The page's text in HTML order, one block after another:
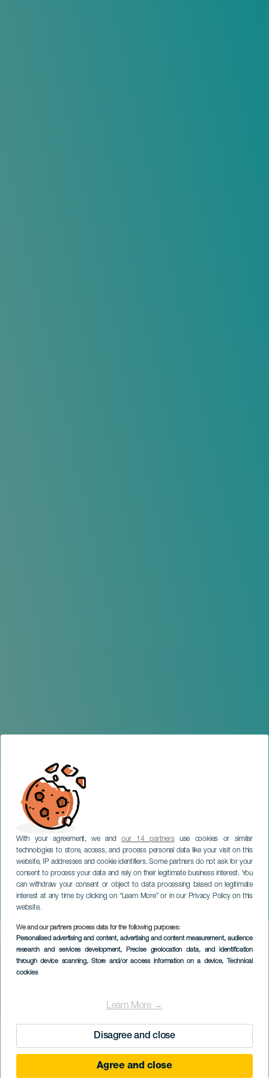
With your agreement, we andour 14 partnersuse cookies or similar
technologies to store, access, and process personal data like your visit on this
website, IP addresses and cookie identifiers. Some partners do not ask for your
consent to process your data and rely on their legitimate business interest. You
can withdraw your consent or object to data processing based on legitimate
interest at any time by clicking on “Learn More” or in our Privacy Policy on this
website.
We and our partners process data for the following purposes:
Personalised advertising and content, advertising and content measurement, audience
research and services development, Precise geolocation data, and identification
through device scanning, Store and/or access information on a device, Technical
cookies
Learn More →
Disagree and close
Agree and close
Romería de la Virgen del
Buen Viaje
TENERIFE
Imagen
Listado
EVENEMANGET HÅLLS